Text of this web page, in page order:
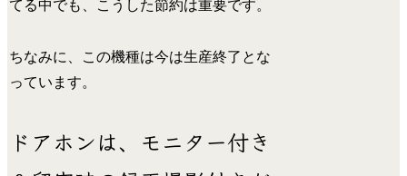
てる中でも、こうした節約は重要です。
ちなみに、この機種は今は生産終了とな
っています。
ドアホンは、モニター付き